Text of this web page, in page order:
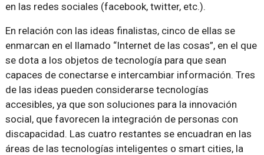
en las redes sociales (facebook, twitter, etc.).
En relación con las ideas finalistas, cinco de ellas se
enmarcan en el llamado “Internet de las cosas”, en el que
se dota a los objetos de tecnología para que sean
capaces de conectarse e intercambiar información. Tres
de las ideas pueden considerarse tecnologías
accesibles, ya que son soluciones para la innovación
social, que favorecen la integración de personas con
discapacidad. Las cuatro restantes se encuadran en las
áreas de las tecnologías inteligentes o smart cities, la